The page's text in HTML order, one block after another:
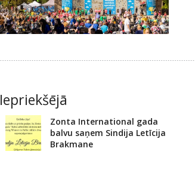
Iepriekšējā
Zonta International gada
balvu saņem Sindija Letīcija
Brakmane